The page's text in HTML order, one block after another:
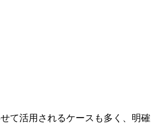
て活用されるケースも多く、明